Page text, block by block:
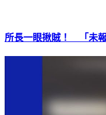
所長一眼揪賊！ 「未